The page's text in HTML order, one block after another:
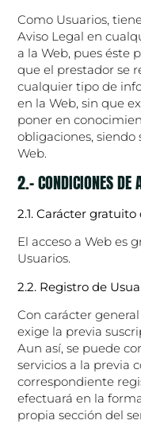
Como Usuarios,
Aviso Legal en
a la Web, pues éste
que el prestador se
cualquier tipo de
en la Web, sin que
poner en
obligaciones,
Web.
2.- CONDICIONES DE
2.1. Carácter
El acceso a Web es
Usuarios.
2.2. Registro de
Con carácter
exige la previa
Aun así, se puede
servicios a la previa
correspondiente
efectuará en la
propia sección del